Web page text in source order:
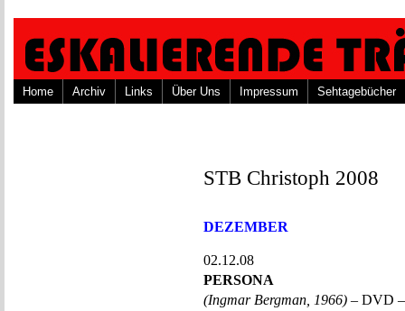
Home Archiv Links Über Uns Impressum Sehtagebücher
STB Christoph 2008
DEZEMBER
02.12.08
PERSONA
(Ingmar Bergman, 1966) – DVD